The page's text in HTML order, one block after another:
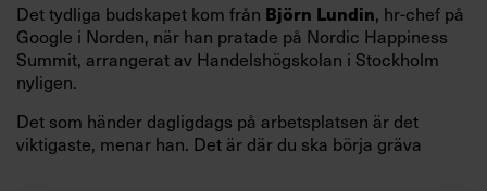
Det tydliga budskapet kom från Björn Lundin, hr-chef på
Google i Norden, när han pratade på Nordic Happiness
Summit, arrangerat av Handelshögskolan i Stockholm
nyligen.
Det som händer dagligdags på arbetsplatsen är det
viktigaste, menar han. Det är där du ska börja gräva